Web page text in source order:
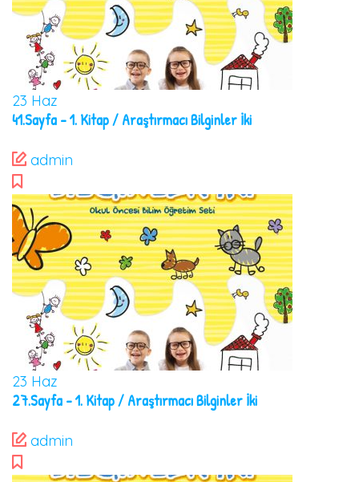
23 Haz
41.Sayfa – 1. Kitap / Araştırmacı Bilginler İki
admin
23 Haz
27.Sayfa – 1. Kitap / Araştırmacı Bilginler İki
admin